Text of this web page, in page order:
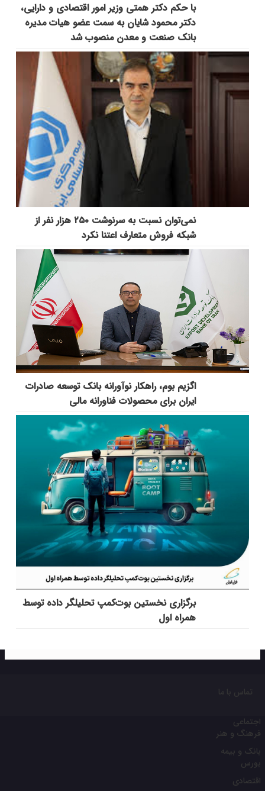
با حکم دکتر همتی وزیر امور اقتصادی و دارایی،
دکتر محمود شایان به سمت عضو هیات مدیره
بانک صنعت و معدن منصوب شد
نمی‌توان نسبت به سرنوشت ۲۵۰ هزار نفر از
شبکه فروش متعارف اعتنا نکرد
اگزیم بوم، راهکار نوآورانه بانک توسعه صادرات
ایران برای محصولات فناورانه مالی
برگزاری نخستین بوت‌کمپ تحلیلگر داده توسط
همراه اول
تماس با ما
اجتماعی
فرهنگ و هنر
بانک و بیمه
بورس
اقتصادی